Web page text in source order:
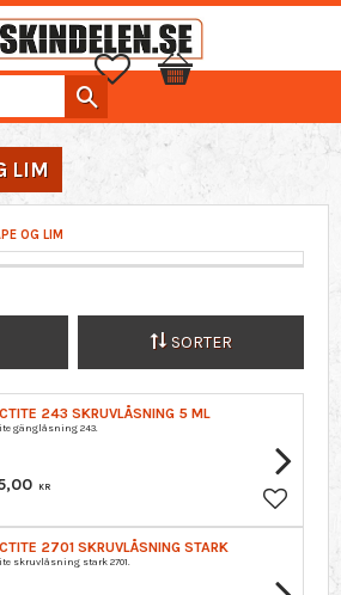
Favoritter
Handlekurv
LIM
OG LIM
SORTER
243 SKRUVLÅSNING 5 ML
gänglåsning 243.
KR
Lagre
2701 SKRUVLÅSNING STARK
skruvlåsning stark 2701.